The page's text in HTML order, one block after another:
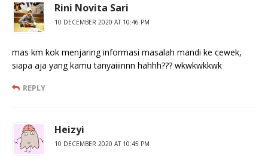
Rini Novita Sari
10 DECEMBER 2020 AT 10:46 PM
mas km kok menjaring informasi masalah mandi ke cewek,
siapa aja yang kamu tanyaiiinnn hahhh??? wkwkwkkwk
REPLY
Heizyi
10 DECEMBER 2020 AT 10:45 PM